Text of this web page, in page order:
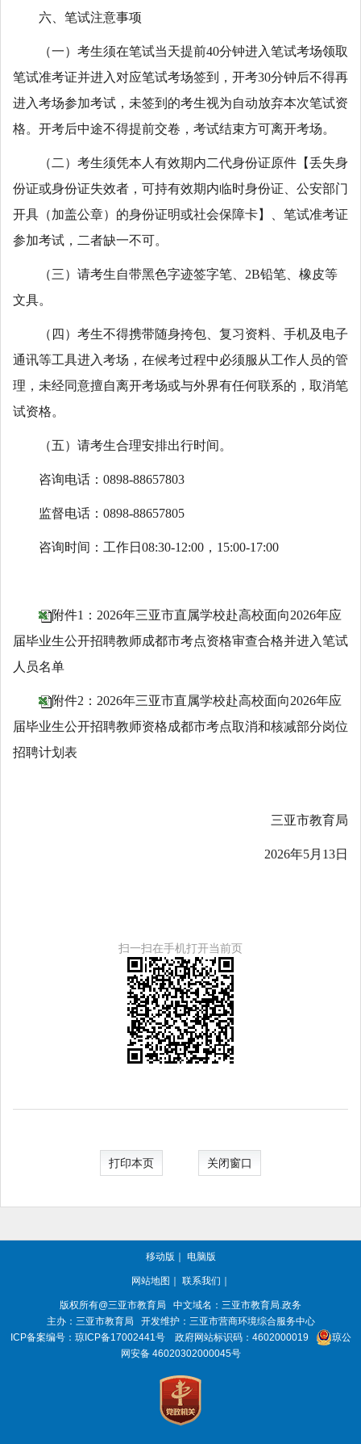
六、笔试注意事项
（一）考生须在笔试当天提前40分钟进入笔试考场领取
笔试准考证并进入对应笔试考场签到，开考30分钟后不得再
进入考场参加考试，未签到的考生视为自动放弃本次笔试资
格。开考后中途不得提前交卷，考试结束方可离开考场。
（二）考生须凭本人有效期内二代身份证原件【丢失身
份证或身份证失效者，可持有效期内临时身份证、公安部门
开具（加盖公章）的身份证明或社会保障卡】、笔试准考证
参加考试，二者缺一不可。
（三）请考生自带黑色字迹签字笔、2B铅笔、橡皮等
文具。
（四）考生不得携带随身挎包、复习资料、手机及电子
通讯等工具进入考场，在候考过程中必须服从工作人员的管
理，未经同意擅自离开考场或与外界有任何联系的，取消笔
试资格。
（五）请考生合理安排出行时间。
咨询电话：0898-88657803
监督电话：0898-88657805
咨询时间：工作日08:30-12:00，15:00-17:00
附件1：2026年三亚市直属学校赴高校面向2026年应
届毕业生公开招聘教师成都市考点资格审查合格并进入笔试
人员名单
附件2：2026年三亚市直属学校赴高校面向2026年应
届毕业生公开招聘教师资格成都市考点取消和核减部分岗位
招聘计划表
三亚市教育局
2026年5月13日
扫一扫在手机打开当前页
打印本页 关闭窗口
移动版 ｜ 电脑版
网站地图 ｜ 联系我们 ｜
版权所有@三亚市教育局
中文域名：三亚市教育局.政务
主办：三亚市教育局
开发维护：三亚市营商环境综合服务中心
ICP备案编号： 琼ICP备17002441号 政府网站标识码： 4602000019
琼公
网安备 46020302000045号